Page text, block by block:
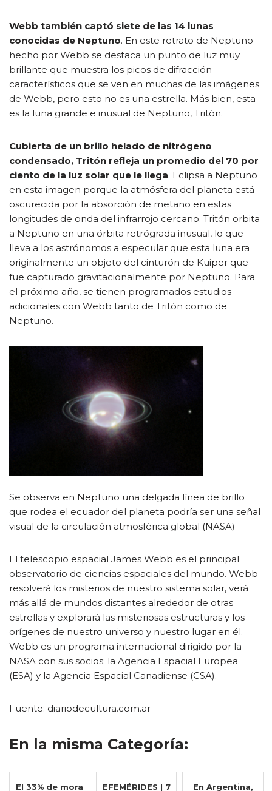
Webb también captó siete de las 14 lunas
conocidas de Neptuno. En este retrato de Neptuno
hecho por Webb se destaca un punto de luz muy
brillante que muestra los picos de difracción
característicos que se ven en muchas de las imágenes
de Webb, pero esto no es una estrella. Más bien, esta
es la luna grande e inusual de Neptuno, Tritón.
Cubierta de un brillo helado de nitrógeno
condensado, Tritón refleja un promedio del 70 por
ciento de la luz solar que le llega. Eclipsa a Neptuno
en esta imagen porque la atmósfera del planeta está
oscurecida por la absorción de metano en estas
longitudes de onda del infrarrojo cercano. Tritón orbita
a Neptuno en una órbita retrógrada inusual, lo que
lleva a los astrónomos a especular que esta luna era
originalmente un objeto del cinturón de Kuiper que
fue capturado gravitacionalmente por Neptuno. Para
el próximo año, se tienen programados estudios
adicionales con Webb tanto de Tritón como de
Neptuno.
Se observa en Neptuno una delgada línea de brillo
que rodea el ecuador del planeta podría ser una señal
visual de la circulación atmosférica global (NASA)
El telescopio espacial James Webb es el principal
observatorio de ciencias espaciales del mundo. Webb
resolverá los misterios de nuestro sistema solar, verá
más allá de mundos distantes alrededor de otras
estrellas y explorará las misteriosas estructuras y los
orígenes de nuestro universo y nuestro lugar en él.
Webb es un programa internacional dirigido por la
NASA con sus socios: la Agencia Espacial Europea
(ESA) y la Agencia Espacial Canadiense (CSA).
Fuente: diariodecultura.com.ar
En la misma Categoría:
El 33% de mora EFEMÉRIDES | 7 En Argentina,